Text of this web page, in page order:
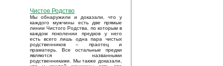
Чистое Родство
Мы обнаружили и доказали, что у
каждого мужчины есть две прямые
линии Чистого Родства, по которым в
каждом поколении предков у него
есть всего лишь одна пара чистых
родственников – праотец и
праматерь. Все остальные предки
являются названными
родственниками. Мы также доказали,